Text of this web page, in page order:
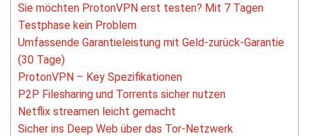
Sie möchten ProtonVPN erst testen? Mit 7 Tagen
Testphase kein Problem
Umfassende Garantieleistung mit Geld-zurück-Garantie
(30 Tage)
ProtonVPN – Key Spezifikationen
P2P Filesharing und Torrents sicher nutzen
Netflix streamen leicht gemacht
Sicher ins Deep Web über das Tor-Netzwerk